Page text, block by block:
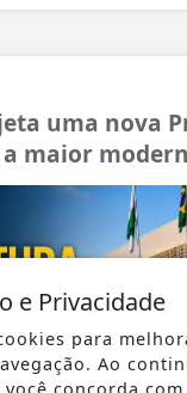
uma nova
maior
e Privacidade
para
Ao